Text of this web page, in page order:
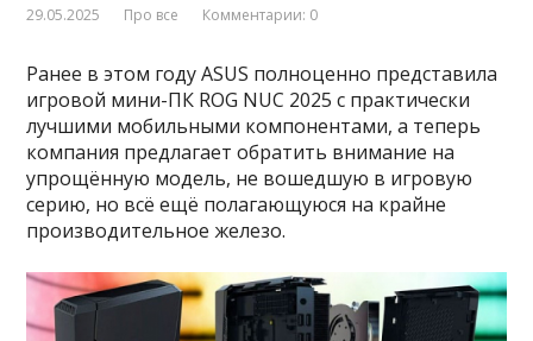
29.05.2025 Про все Комментарии: 0
Ранее в этом году ASUS полноценно представила
игровой мини-ПК ROG NUC 2025 с практически
лучшими мобильными компонентами, а теперь
компания предлагает обратить внимание на
упрощённую модель, не вошедшую в игровую
серию, но всё ещё полагающуюся на крайне
производительное железо.